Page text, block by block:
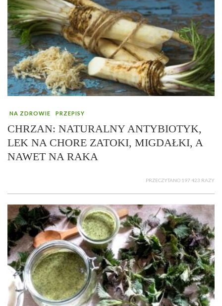
NA ZDROWIE PRZEPISY
CHRZAN: NATURALNY ANTYBIOTYK,
LEK NA CHORE ZATOKI, MIGDAŁKI, A
NAWET NA RAKA
PRZECZYTANO 197 423 RAZY